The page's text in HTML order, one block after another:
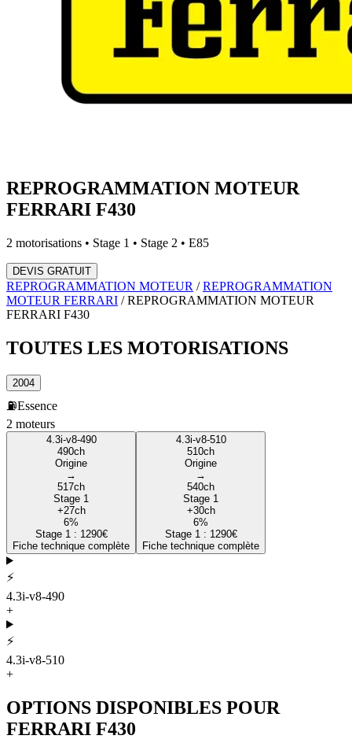
REPROGRAMMATION MOTEUR
FERRARI F430
2 motorisations • Stage 1 • Stage 2 • E85
DEVIS GRATUIT
REPROGRAMMATION MOTEUR /REPROGRAMMATION
MOTEUR FERRARI /REPROGRAMMATION MOTEUR
FERRARI F430
TOUTES LES MOTORISATIONS
2004
⛽Essence
2 moteurs
4.3i-v8-490
490ch
Origine
→
517ch
Stage 1
+27ch
6%
Stage 1 : 1290€
Fiche technique complète
4.3i-v8-510
510ch
Origine
→
540ch
Stage 1
+30ch
6%
Stage 1 : 1290€
Fiche technique complète
⚡
4.3i-v8-490
+
⚡
4.3i-v8-510
+
OPTIONS DISPONIBLES POUR
FERRARI F430